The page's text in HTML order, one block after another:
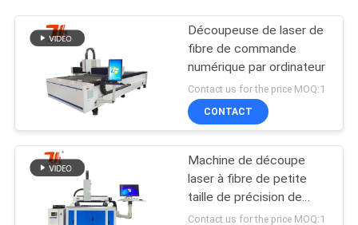
Découpeuse de laser de
fibre de commande
numérique par ordinateur
Contact us for the price MOQ:1
CONTACT
Machine de découpe
laser à fibre de petite
taille de précision de
1500W à 3000W
Contact us for the price MOQ:1